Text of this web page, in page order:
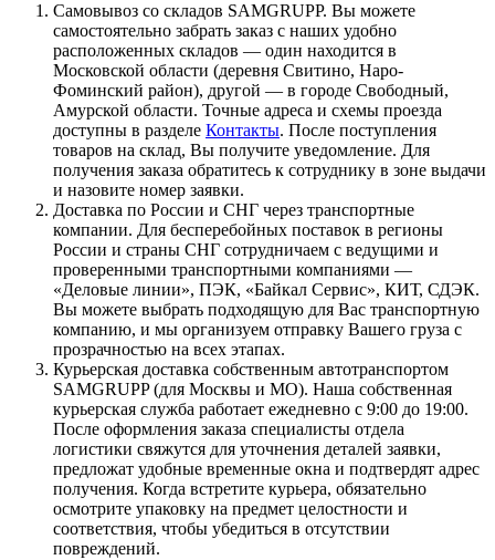
Самовывоз со складов SAMGRUPP. Вы можете
самостоятельно забрать заказ с наших удобно
расположенных складов — один находится в
Московской области (деревня Свитино, Наро-
Фоминский район), другой — в городе Свободный,
Амурской области. Точные адреса и схемы проезда
доступны в разделе Контакты. После поступления
товаров на склад, Вы получите уведомление. Для
получения заказа обратитесь к сотруднику в зоне выдачи
и назовите номер заявки.
Доставка по России и СНГ через транспортные
компании. Для бесперебойных поставок в регионы
России и страны СНГ сотрудничаем с ведущими и
проверенными транспортными компаниями —
«Деловые линии», ПЭК, «Байкал Сервис», КИТ, СДЭК.
Вы можете выбрать подходящую для Вас транспортную
компанию, и мы организуем отправку Вашего груза с
прозрачностью на всех этапах.
Курьерская доставка собственным автотранспортом
SAMGRUPP (для Москвы и МО). Наша собственная
курьерская служба работает ежедневно с 9:00 до 19:00.
После оформления заказа специалисты отдела
логистики свяжутся для уточнения деталей заявки,
предложат удобные временные окна и подтвердят адрес
получения. Когда встретите курьера, обязательно
осмотрите упаковку на предмет целостности и
соответствия, чтобы убедиться в отсутствии
повреждений.